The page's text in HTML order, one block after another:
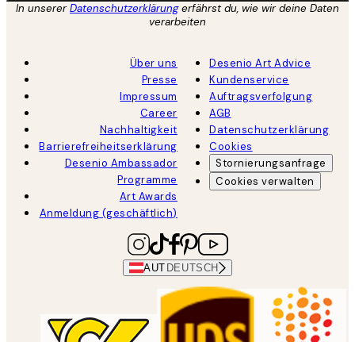
In unsererDatenschutzerklärungerfährst du, wie wir deine Daten
verarbeiten
Über uns
Presse
Impressum
Career
Nachhaltigkeit
Barrierefreiheitserklärung
Desenio Ambassador
Programme
Art Awards
Anmeldung (geschäftlich)
Desenio Art Advice
Kundenservice
Auftragsverfolgung
AGB
Datenschutzerklärung
Cookies
Stornierungsanfrage
Cookies verwalten
AUT DEUTSCH